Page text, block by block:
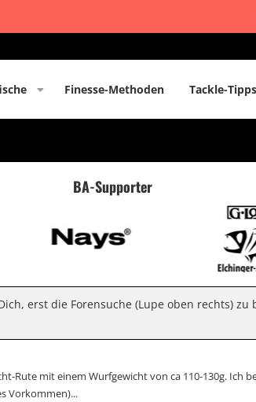
Finesse-Methoden Tackle-Tipps
BA-Supporter
erst die Forensuche (Lupe oben rechts)
Rute mit einem Wurfgewicht von ca 110-130g. Ich
Vorkommen)...